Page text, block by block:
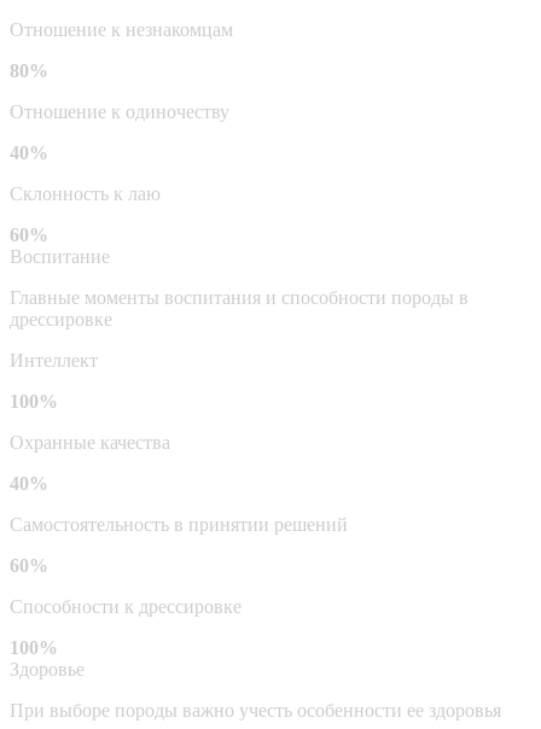
Отношение к незнакомцам
80%
Отношение к одиночеству
40%
Склонность к лаю
60%
Воспитание
Главные моменты воспитания и способности породы в
дрессировке
Интеллект
100%
Охранные качества
40%
Самостоятельность в принятии решений
60%
Способности к дрессировке
100%
Здоровье
При выборе породы важно учесть особенности ее здоровья